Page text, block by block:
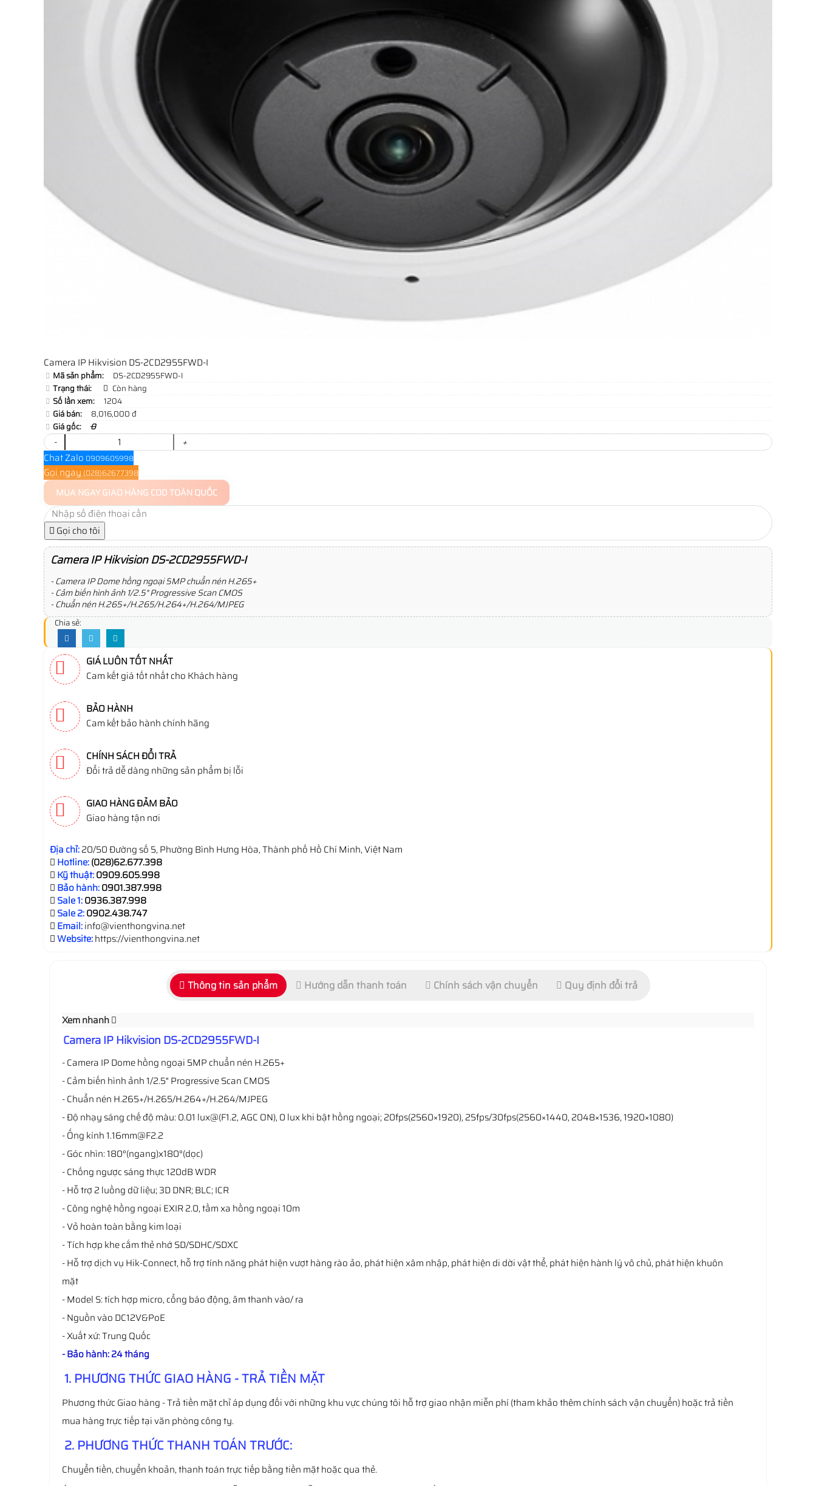
Camera IP Hikvision DS-2CD2955FWD-I
Mã sản phẩm:
DS-2CD2955FWD-I
Trạng thái:
Còn hàng
Số lần xem:
1204
Giá bán:
8,016,000 đ
Giá gốc:
0
-
+
Chat Zalo 0909605998
Gọi ngay(028)62677398
MUA NGAYGIAO HÀNG COD TOÀN QUỐC
Gọi cho tôi
Camera IP Hikvision DS-2CD2955FWD-I
- Camera IP Dome hồng ngoại 5MP chuẩn nén H.265+
- Cảm biến hình ảnh 1/2.5" Progressive Scan CMOS
- Chuẩn nén H.265+/H.265/H.264+/H.264/MJPEG
Chia sẻ:
GIÁ LUÔN TỐT NHẤT
Cam kết giá tốt nhất cho Khách hàng
BẢO HÀNH
Cam kết bảo hành chính hãng
CHÍNH SÁCH ĐỔI TRẢ
Đổi trả dễ dàng những sản phẩm bị lỗi
GIAO HÀNG ĐẢM BẢO
Giao hàng tận nơi
Địa chỉ:20/50 Đường số 5, Phường Bình Hưng Hòa, Thành phố Hồ Chí Minh, Việt Nam
Hotline:(028)62.677.398
Kỹ thuật:0909.605.998
Bảo hành:0901.387.998
Sale 1:0936.387.998
Sale 2:0902.438.747
Email:info@vienthongvina.net
Website:https://vienthongvina.net
Thông tin sản phẩm Hướng dẫn thanh toán Chính sách vận chuyển Quy định đổi trả
Xem nhanh
Camera IP Hikvision DS-2CD2955FWD-I
- Camera IP Dome hồng ngoại 5MP chuẩn nén H.265+
- Cảm biến hình ảnh 1/2.5" Progressive Scan CMOS
- Chuẩn nén H.265+/H.265/H.264+/H.264/MJPEG
- Độ nhạy sáng chế độ màu: 0.01 lux@(F1.2, AGC ON), 0 lux khi bật hồng ngoại; 20fps(2560×1920), 25fps/30fps(2560×1440, 2048×1536, 1920×1080)
- Ống kính 1.16mm@F2.2
- Góc nhìn: 180°(ngang)x180°(dọc)
- Chống ngược sáng thực 120dB WDR
- Hỗ trợ 2 luồng dữ liệu; 3D DNR; BLC; ICR
- Công nghệ hồng ngoại EXIR 2.0, tầm xa hồng ngoại 10m
- Vỏ hoàn toàn bằng kim loại
- Tích hợp khe cắm thẻ nhớ SD/SDHC/SDXC
- Hỗ trợ dịch vụ Hik-Connect, hỗ trợ tính năng phát hiện vượt hàng rào ảo, phát hiện xâm nhập, phát hiện di dời vật thể, phát hiện hành lý vô chủ, phát hiện khuôn
mặt
- Model S: tích hợp micro, cổng báo động, âm thanh vào/ ra
- Nguồn vào DC12V&PoE
- Xuất xứ: Trung Quốc
- Bảo hành: 24 tháng
1. PHƯƠNG THỨC GIAO HÀNG - TRẢ TIỀN MẶT
Phương thức Giao hàng - Trả tiền mặt chỉ áp dụng đối với những khu vực chúng tôi hỗ trợ giao nhận miễn phí (tham khảo thêm chính sách vận chuyển) hoặc trả tiền
mua hàng trực tiếp tại văn phòng công ty.
2. PHƯƠNG THỨC THANH TOÁN TRƯỚC:
Chuyển tiền, chuyển khoản, thanh toán trực tiếp bằng tiền mặt hoặc qua thẻ.